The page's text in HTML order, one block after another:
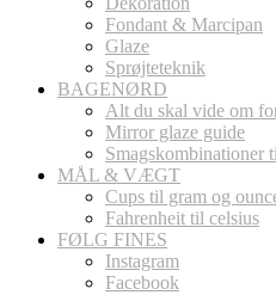
Fondant & Marcipan
Glaze
Sprøjteteknik
BAGENØRD
Alt du skal vide om
Mirror glaze guide
Smagskombinationer
MÅL & VÆGT
Cups til gram og
Fahrenheit til celsius
FØLG FINES
Instagram
Facebook